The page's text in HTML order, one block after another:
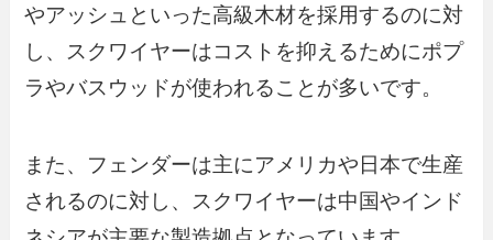
やアッシュといった高級木材を採用するのに対
し、スクワイヤーはコストを抑えるためにポプ
ラやバスウッドが使われることが多いです。
また、フェンダーは主にアメリカや日本で生産
されるのに対し、スクワイヤーは中国やインド